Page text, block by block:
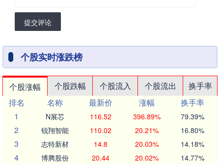
提交评论
个股实时涨跌榜
个股涨幅 个股跌幅 个股流入 个股流出
换手率
排名
名称 最新价 涨幅
换手率
1
N展芯 116.52 396.89% 79.39%
2 锐翔智能 110.02 20.21% 16.80%
3 志特新材 14.8 20.03% 14.18%
4 博腾股份 20.44 20.02% 14.77%